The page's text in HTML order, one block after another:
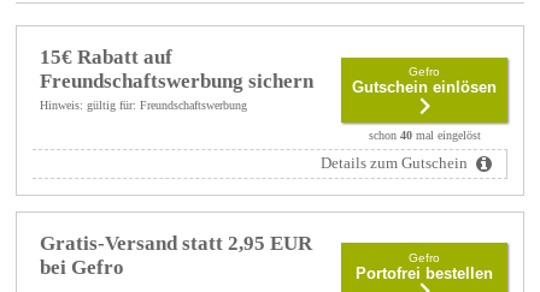
15€ Rabatt auf
Freundschaftswerbung sichern
Hinweis: gültig für: Freundschaftswerbung
Gefro
Gutschein einlösen
schon 40mal eingelöst
Details zum Gutschein
Gratis-Versand statt 2,95 EUR
bei Gefro
Gefro
Portofrei bestellen